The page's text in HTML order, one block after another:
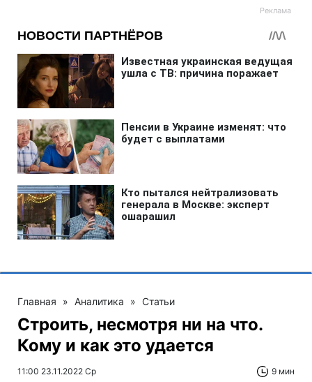
Главная » Аналитика » Статьи
Строить, несмотря ни на что.
Кому и как это удается
11:00 23.11.2022 Ср 9 мин